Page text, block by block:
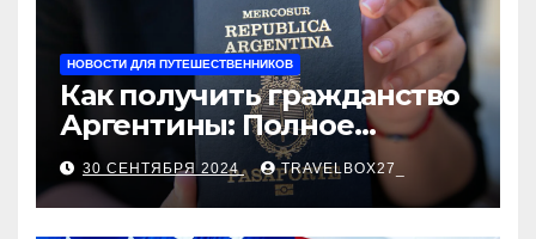
НОВОСТИ ДЛЯ ПУТЕШЕСТВЕННИКОВ
Как получить гражданство
Аргентины: Полное
руководство
30 СЕНТЯБРЯ 2024 TRAVELBOX27_